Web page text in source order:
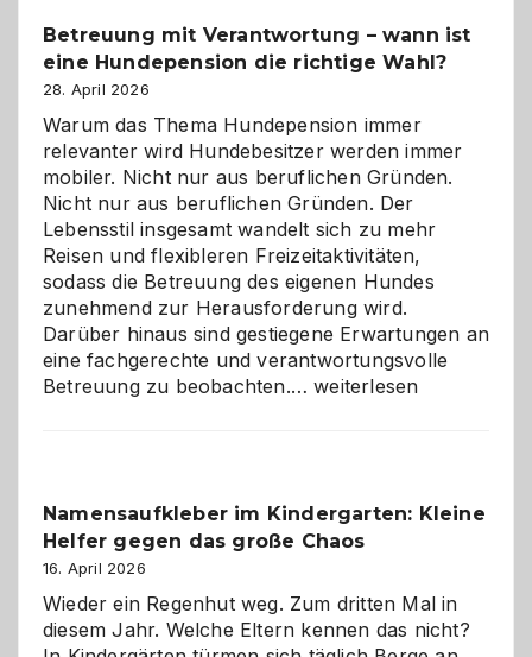
Betreuung mit Verantwortung – wann ist
eine Hundepension die richtige Wahl?
28. April 2026
Warum das Thema Hundepension immer
relevanter wird Hundebesitzer werden immer
mobiler. Nicht nur aus beruflichen Gründen.
Nicht nur aus beruflichen Gründen. Der
Lebensstil insgesamt wandelt sich zu mehr
Reisen und flexibleren Freizeitaktivitäten,
sodass die Betreuung des eigenen Hundes
zunehmend zur Herausforderung wird.
Darüber hinaus sind gestiegene Erwartungen an
eine fachgerechte und verantwortungsvolle
Betreuung zu beobachten.…Betreuung
ist
eine
Wahl?
weiterlesen
Namensaufkleber im Kindergarten: Kleine
Helfer gegen das große Chaos
16. April 2026
Wieder ein Regenhut weg. Zum dritten Mal in
diesem Jahr. Welche Eltern kennen das nicht?